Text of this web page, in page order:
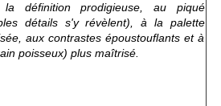
définition prodigieuse, au piqué
détails s'y révèlent), à la palette
aux contrastes époustouflants et à
poisseux) plus maîtrisé.